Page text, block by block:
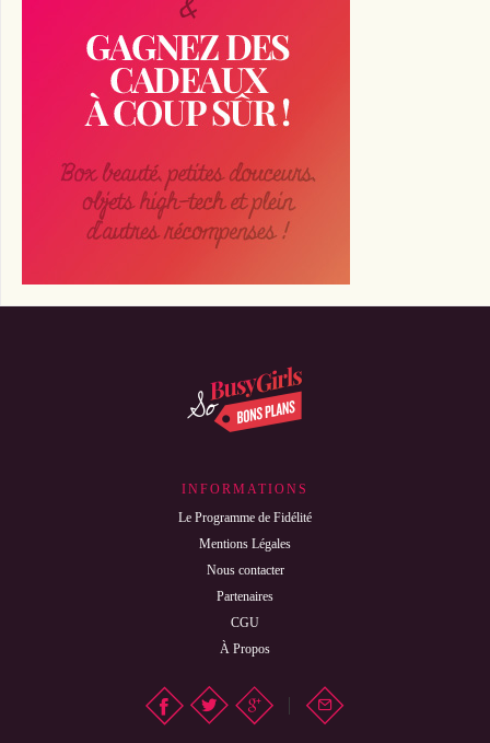
INFORMATIONS
Le Programme de Fidélité
Mentions Légales
Nous contacter
Partenaires
CGU
À Propos